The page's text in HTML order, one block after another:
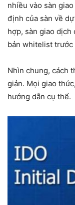
nhiều vào sàn
định của sàn về
hợp, sàn giao
bản whitelist trước
Nhìn chung, cách
giản. Mọi giao
hướng dẫn cụ thể.